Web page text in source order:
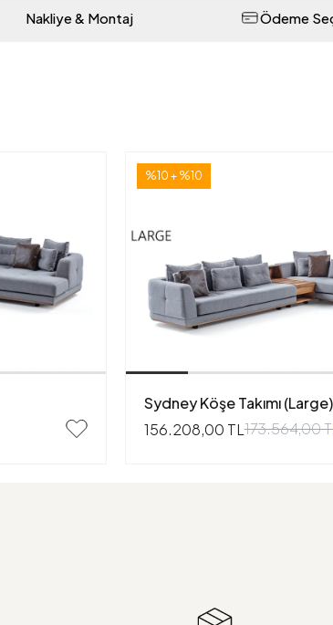
Nakliye & Montaj Ödeme
%10 + %10
Sydney Köşe Takımı (Large)
156.208,00 TL173.564,00